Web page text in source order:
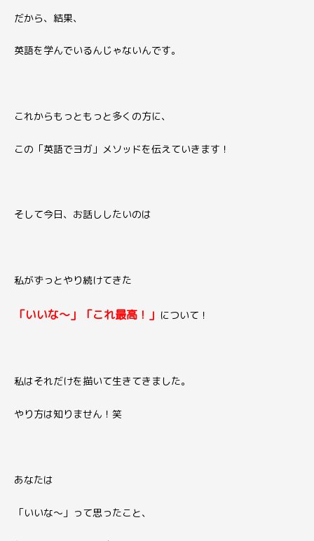
だから、結果、
英語を学んでいるんじゃないんです。
これからもっともっと多くの方に、
この「英語でヨガ」メソッドを伝えていきます！
そして今日、お話ししたいのは
私がずっとやり続けてきた
「いいな〜」「これ最高！ 」 について！
私はそれだけを描いて生きてきました。
やり方は知りません！笑
あなたは
「いいな〜」って思ったこと、